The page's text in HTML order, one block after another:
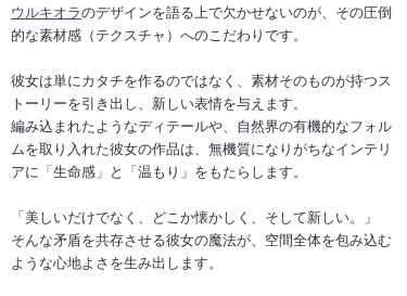
ウルキオラのデザインを語る上で欠かせないのが、その圧倒
的な素材感（テクスチャ）へのこだわりです。
彼女は単にカタチを作るのではなく、素材そのものが持つス
トーリーを引き出し、新しい表情を与えます。
編み込まれたようなディテールや、自然界の有機的なフォル
ムを取り入れた彼女の作品は、無機質になりがちなインテリ
アに「生命感」と「温もり」をもたらします。
「美しいだけでなく、どこか懐かしく、そして新しい。」
そんな矛盾を共存させる彼女の魔法が、空間全体を包み込む
ような心地よさを生み出します。